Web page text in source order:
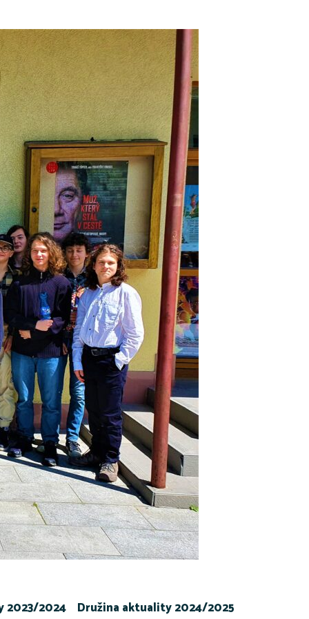
2023/2024 Družina aktuality 2024/2025